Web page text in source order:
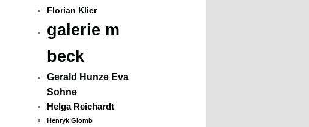
Florian Klier
galerie m
beck
Gerald Hunze Eva
Sohne
Helga Reichardt
Henryk Glomb